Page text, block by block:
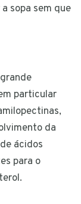
sopa sem que
particular
da
ácidos
para o